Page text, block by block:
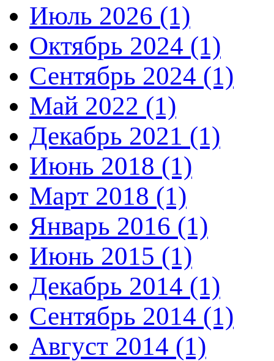
Июль 2026 (1)
Октябрь 2024 (1)
Сентябрь 2024 (1)
Май 2022 (1)
Декабрь 2021 (1)
Июнь 2018 (1)
Март 2018 (1)
Январь 2016 (1)
Июнь 2015 (1)
Декабрь 2014 (1)
Сентябрь 2014 (1)
Август 2014 (1)